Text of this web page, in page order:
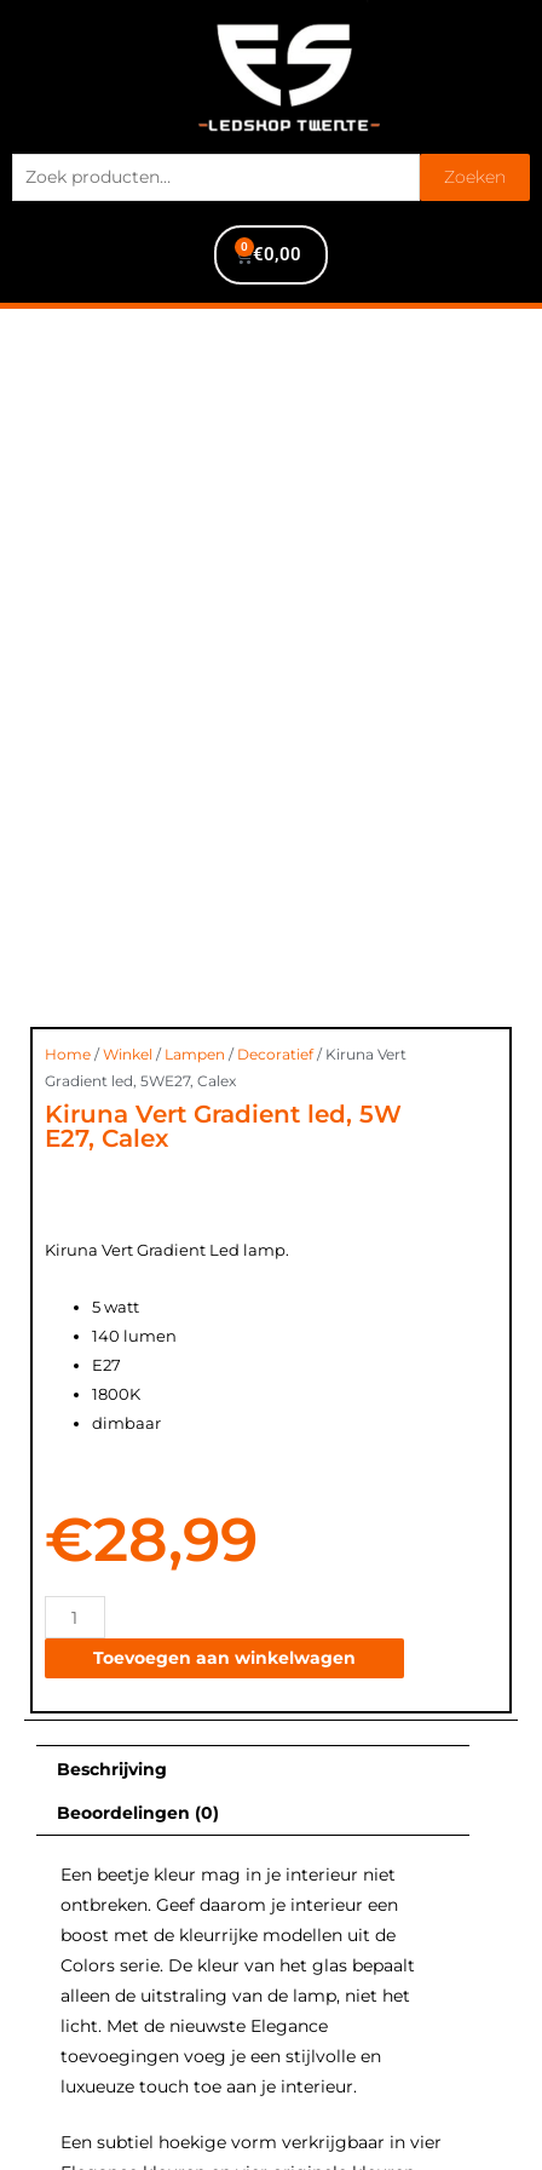
Zoeken
€0,00
0
Home /Winkel / Lampen / Decoratief/ Kiruna Vert
Gradient led, 5WE27, Calex
Kiruna Vert Gradient led, 5W
E27, Calex
Kiruna Vert Gradient Led lamp.
5 watt
140 lumen
E27
1800K
dimbaar
€28,99
Toevoegen aan winkelwagen
Beschrijving
Beoordelingen (0)
Een beetje kleur mag in je interieur niet
ontbreken. Geef daarom je interieur een
boost met de kleurrijke modellen uit de
Colors serie. De kleur van het glas bepaalt
alleen de uitstraling van de lamp, niet het
licht. Met de nieuwste Elegance
toevoegingen voeg je een stijlvolle en
luxueuze touch toe aan je interieur.
Een subtiel hoekige vorm verkrijgbaar in vier